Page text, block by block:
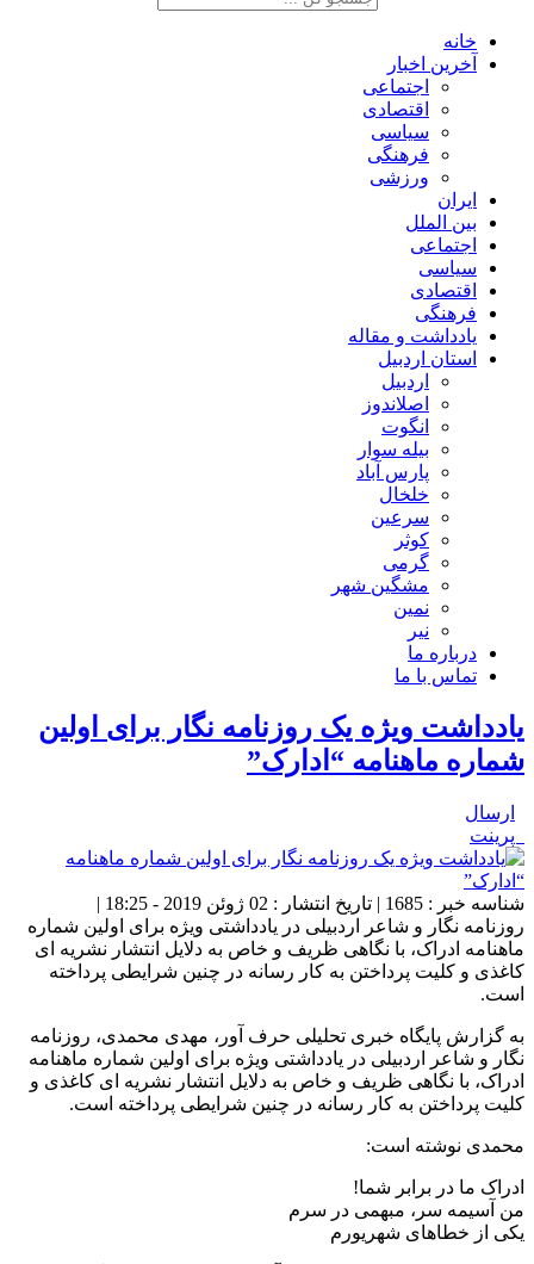
خانه
آخرین اخبار
اجتماعی
اقتصادی
سیاسی
فرهنگی
ورزشی
ایران
بین الملل
اجتماعی
سیاسی
اقتصادی
فرهنگی
یادداشت و مقاله
استان اردبیل
اردبیل
اصلاندوز
انگوت
بیله سوار
پارس آباد
خلخال
سرعین
کوثر
گرمی
مشگین شهر
نمین
نیر
درباره ما
تماس با ما
یادداشت ویژه یک روزنامه نگار برای اولین
شماره ماهنامه “ادارک”
ارسال
پرینت
شناسه خبر : 1685 | تاریخ انتشار : 02 ژوئن 2019 - 18:25 |
روزنامه نگار و شاعر اردبیلی در یادداشتی ویژه برای اولین شماره
ماهنامه ادراک، با نگاهی ظریف و خاص به دلایل انتشار نشریه ای
کاغذی و کلیت پرداختن به کار رسانه در چنین شرایطی پرداخته
است.
به گزارش پایگاه خبری تحلیلی حرف آور، مهدی محمدی، روزنامه
نگار و شاعر اردبیلی در یادداشتی ویژه برای اولین شماره ماهنامه
ادراک، با نگاهی ظریف و خاص به دلایل انتشار نشریه ای کاغذی و
کلیت پرداختن به کار رسانه در چنین شرایطی پرداخته است.
محمدی نوشته است:
ادراک ما در برابر شما!
من آسیمه سر، مبهمی در سرم
یکی از خطاهای شهریورم